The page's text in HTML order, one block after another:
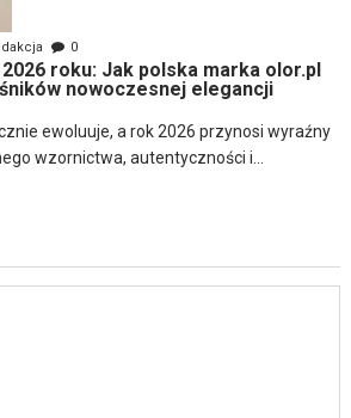
0
roku: Jak polska marka olor.pl
nowoczesnej elegancji
ewoluuje, a rok 2026 przynosi wyraźny
wzornictwa, autentyczności i...